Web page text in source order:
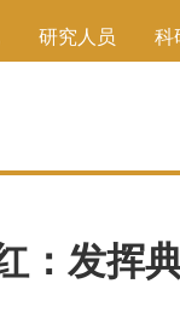
研究人员 科
：发挥